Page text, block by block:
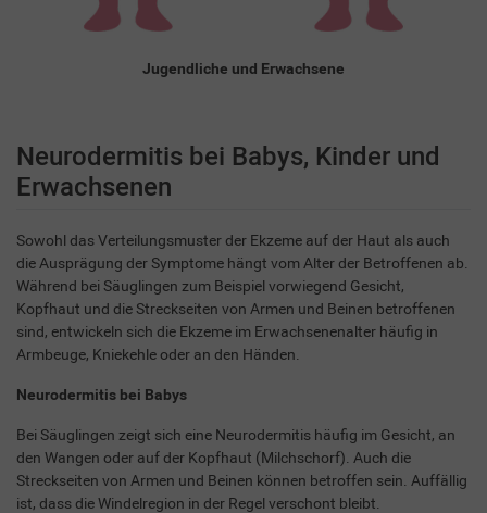
Jugendliche und Erwachsene
Neurodermitis bei Babys, Kinder und
Erwachsenen
Sowohl das Verteilungsmuster der Ekzeme auf der Haut als auch
die Ausprägung der Symptome hängt vom Alter der Betroffenen ab.
Während bei Säuglingen zum Beispiel vorwiegend Gesicht,
Kopfhaut und die Streckseiten von Armen und Beinen betroffenen
sind, entwickeln sich die Ekzeme im Erwachsenenalter häufig in
Armbeuge, Kniekehle oder an den Händen.
Neurodermitis bei Babys
Bei Säuglingen zeigt sich eine Neurodermitis häufig im Gesicht, an
den Wangen oder auf der Kopfhaut (Milchschorf). Auch die
Streckseiten von Armen und Beinen können betroffen sein. Auffällig
ist, dass die Windelregion in der Regel verschont bleibt.